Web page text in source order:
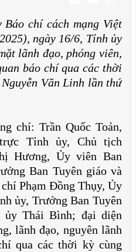
Báo chí cách mạng Việt
ngày 16/6, Tỉnh ủy
lãnh đạo, phóng viên,
báo chí qua các thời
Văn Linh lần thứ
chí: Trần Quốc Toản,
Tỉnh ủy, Chủ tịch
Hương, Ủy viên Ban
Ban Tuyên giáo và
Phạm Đồng Thụy, Ủy
ủy, Trưởng Ban Tuyên
ủy Thái Bình; đại diện
lãnh đạo, nguyên lãnh
qua các thời kỳ cùng